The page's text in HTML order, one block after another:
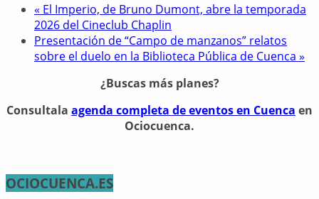
« El Imperio, de Bruno Dumont, abre la temporada
2026 del Cineclub Chaplin
Presentación de “Campo de manzanos” relatos
sobre el duelo en la Biblioteca Pública de Cuenca »
¿Buscas más planes?
Consultala agenda completa de eventos en Cuenca en
Ociocuenca.
OCIOCUENCA.ES